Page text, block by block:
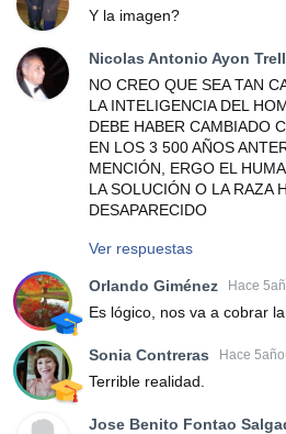
Y la imagen?
Nicolas Antonio Ayon
NO CREO QUE SEA TAN
LA INTELIGENCIA DEL
DEBE HABER CAMBIADO
EN LOS 3 500 AÑOS
MENCIÓN, ERGO EL
LA SOLUCIÓN O LA RAZA
DESAPARECIDO
Ver respuestas
Orlando Giménez Hace
Es lógico, nos va a cobrar
Sonia Contreras Hace
Terrible realidad.
Jose Benito Fontao